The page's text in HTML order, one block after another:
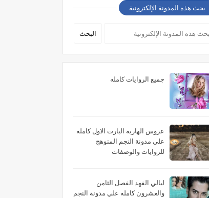
بحث هذه المدونة الإلكترونية
جميع الروايات كامله
عروس الهاربه البارت الاول كامله
علي مدونة النجم المتوهج
للروايات والوصفات
ليالي الفهد الفصل الثامن
والعشرون كامله علي مدونة النجم